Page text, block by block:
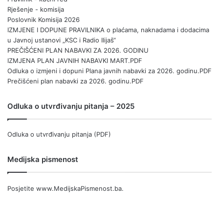
Rješenje - komisija
Poslovnik Komisija 2026
IZMJENE I DOPUNE PRAVILNIKA o plaćama, naknadama i dodacima
u Javnoj ustanovi „KSC i Radio Ilijaš“
PREČIŠĆENI PLAN NABAVKI ZA 2026. GODINU
IZMJENA PLAN JAVNIH NABAVKI MART.PDF
Odluka o izmjeni i dopuni Plana javnih nabavki za 2026. godinu.PDF
Prečišćeni plan nabavki za 2026. godinu.PDF
Odluka o utvrđivanju pitanja – 2025
Odluka o utvrđivanju pitanja (PDF)
Medijska pismenost
Posjetite www.MedijskaPismenost.ba.